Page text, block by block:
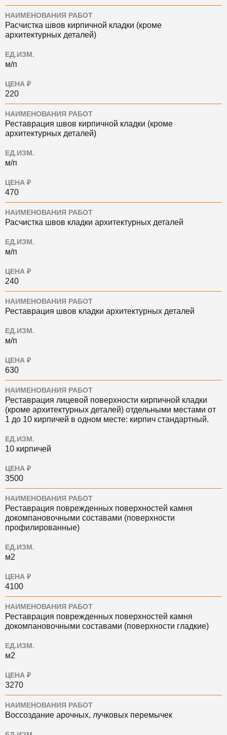
НАИМЕНОВАНИЯ РАБОТ
Расчистка швов кирпичной кладки (кроме
архитектурных деталей)
ЕД.ИЗМ.
м/п
ЦЕНА ₽
220
НАИМЕНОВАНИЯ РАБОТ
Реставрация швов кирпичной кладки (кроме
архитектурных деталей)
ЕД.ИЗМ.
м/п
ЦЕНА ₽
470
НАИМЕНОВАНИЯ РАБОТ
Расчистка швов кладки архитектурных деталей
ЕД.ИЗМ.
м/п
ЦЕНА ₽
240
НАИМЕНОВАНИЯ РАБОТ
Реставрация швов кладки архитектурных деталей
ЕД.ИЗМ.
м/п
ЦЕНА ₽
630
НАИМЕНОВАНИЯ РАБОТ
Реставрация лицевой поверхности кирпичной кладки
(кроме архитектурных деталей) отдельными местами от
1 до 10 кирпичей в одном месте: кирпич стандартный.
ЕД.ИЗМ.
10 кирпичей
ЦЕНА ₽
3500
НАИМЕНОВАНИЯ РАБОТ
Реставрация поврежденных поверхностей камня
докомпановочными составами (поверхности
профилированные)
ЕД.ИЗМ.
м2
ЦЕНА ₽
4100
НАИМЕНОВАНИЯ РАБОТ
Реставрация поврежденных поверхностей камня
докомпановочными составами (поверхности гладкие)
ЕД.ИЗМ.
м2
ЦЕНА ₽
3270
НАИМЕНОВАНИЯ РАБОТ
Воссоздание арочных, лучковых перемычек